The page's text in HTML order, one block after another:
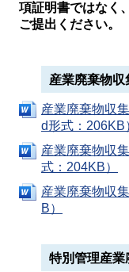
項証明書ではなく
ご提出ください。
産業廃棄物収
産業廃棄物収
d形式：206KB
産業廃棄物収
式：204KB）
産業廃棄物収
B）
特別管理産業